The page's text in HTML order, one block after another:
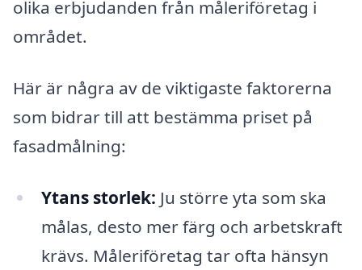
olika erbjudanden från måleriföretag i
området.
Här är några av de viktigaste faktorerna
som bidrar till att bestämma priset på
fasadmålning:
Ytans storlek: Ju större yta som ska
målas, desto mer färg och arbetskraft
krävs. Måleriföretag tar ofta hänsyn